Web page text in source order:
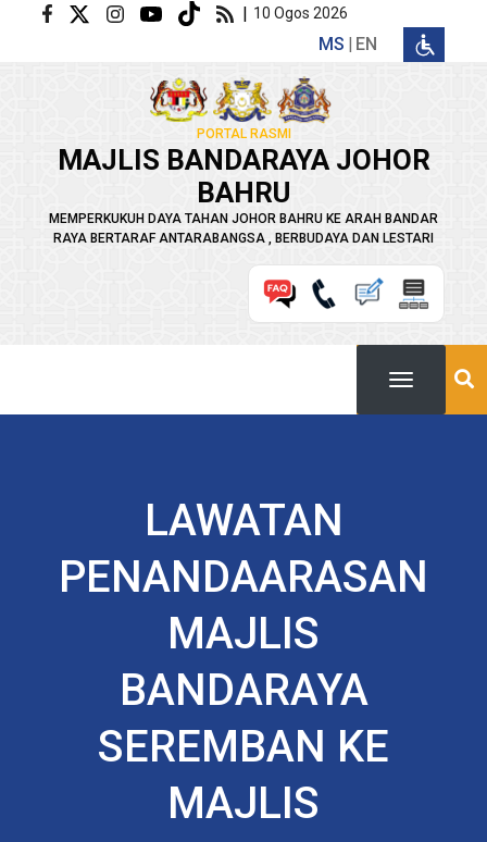
Langkau ke kandungan utama | 10 Ogos 2026
MS EN
PORTAL RASMI
MAJLIS BANDARAYA JOHOR
BAHRU
MEMPERKUKUH DAYA TAHAN JOHOR BAHRU KE ARAH BANDAR
RAYA BERTARAF ANTARABANGSA , BERBUDAYA DAN LESTARI
LAWATAN
PENANDAARASAN
MAJLIS
BANDARAYA
SEREMBAN KE
MAJLIS